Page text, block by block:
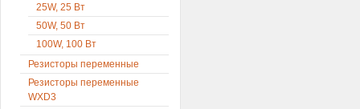
25W, 25 Вт
50W, 50 Вт
100W, 100 Вт
Резисторы переменные
Резисторы переменные
WXD3